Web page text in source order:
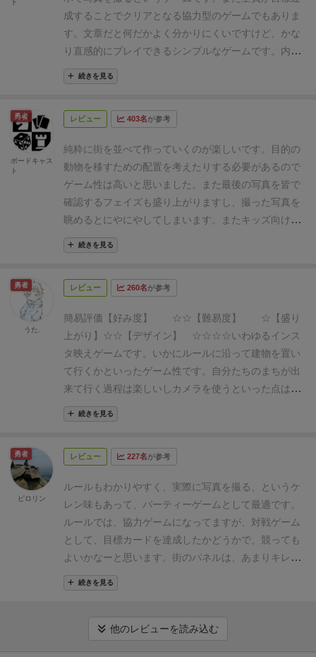
にしかわからない。
フォトムズでは、各自の視点（各
自の座っている場所からの視点）で目的を達成できて
いるかチェックします。たとえば左上のプレイヤーだ
と 「ツバメとマルチーズと鯉とインコを撮りたい！」
っていう目標があり、
ズでは必ず手をつけて撮るのでもっと低い位置になり
ます。目的が公開ということは、よく協力ゲームで奉
行と呼ばれる、ひとりのプレイヤーが全員に支持して
進めてしまうような進め方ができるかというと、フォ
トムズだと絶対できないんですね。そのプレイヤーの
位置からどう見えるかは、そのプレイヤーしかわから
ない から。もちろん、このリスはその位置だと見えち
ゃってるんじゃない？みたいに想像することはできま
すが、必ずそのプレイヤーが自分の目で確認してみる
成功できないルールになっています。
で違うものが見える。
建物を配置していく街フェイズ
では、カメラを通して見ることはできません。プレイ
ヤーは必死で、写真を撮るであろう位置まで視点を下
げて、ときには片目をつぶって、建物の隙間から目的
の動物か見えるかをチェックします。 そして街が仕上
がったあとの写真フェイズ。初めてカメラのレンズ越
ギン見ようとすると、逆側にいる鯉が画角的に入らな
いな…？みたいな予想外のことが起きるのです。もう
一度目で見てみると、確かにギリギリ見えるような気
がする。でもやっぱりカメラだと、うまく写真に収め
ることができない。 人間の、ものを見る力ってすごい
んだなって再確認しました。とても柔軟にできていま
す。
ということで、いろいろと書きましたが、フォト
って答え合わせ（勝利判定）するのも盛り上がれる、
扱っていますので、ぜひ検討してみてください！
成することでクリアとなる協力型のゲームでもありま
す。 文章だと何だかよく分かりにくいですけど、 かな
り直感的にプレイできるシンプルなゲームです。 内容
物はルール、フォトリストカード、建築物コマです。
まずこれが建築物コマ。
なります。
この建築物には動物の絵が描かれていて、
です。 これはスタート時に各プレイヤーに配られ、 こ
のカードに指定された動物を全て写すことがゲームの
勝利条件になります。
因みに裏表で人数による難易度
の調整が出来るようになっています。 また厄介なのが
このもぐらです。
いかした感じで個人的には好きなん
ですけど、ゲームでは純粋な厄介者です。
は置くときに注意が必要です。
建物を組み立てテーブルに一列に並べます。
はテーブルの中心に置きます。次にフォトリストをラ
ンダムに各プレイヤーに一枚づつ配り、ゲームスター
トです。ゲームは二つのフェイズに分かれています
１、街フェイズ 建物コマを設置していくフェイズで
す。手番プレイヤーは建物の列の先頭の三つの中から
一つ選び、塔の周りに設置します。
と設置が確定
返します。最後の一枚は写真に写らないようにしまっ
は使ってはいけません。 なので必然的にカメラマンの
ごとく机と同じ高さに合わせながらプレイするという
愉快な構図が発生します。２、写真フェイズ このゲー
ムのハイライトです。設置した建物をスマホで撮影し
ます。ただ前述のプレイヤーに配られたフォトリスト
を達成できるように撮影しなければいけません。また
こまなくてはいけないなどの縛りがあります。
のプレイヤーが撮影を終えると、写真を確認して勝利
条件を達成しているか確認します。実施とってみると
続きを見る
ト
レビュー 403名が参考
純粋に街を並べて作っていくのが楽しいです。目的の
動物を移すための配置を考えたりする必要があるので
ゲーム性は高いと思いました。また最後の写真を皆で
確認するフェイズも盛り上がりますし、撮った写真を
眺めるとにやにやしてしまいます。
またキッズ向けル
ールもあるので、ファミリーでも楽しめます。
も直感的にわかりやすいので、誰でも楽しめるゲーム
続きを見る
勇者
ボードキャス
ト
レビュー 260名が参考
簡易評価 【好み度】 ☆☆ 【難易度】 ☆
【盛り
上がり】☆☆
【デザイン】 ☆☆☆☆いわゆるインス
タ映えゲームです。 いかにルールに沿って建物を置い
て行くかといったゲーム性です。
自分たちのまちが出
来て行く過程は楽しいしカメラを使うといった点は画
期的だと思います。
合いながら置いて行くのでそこまで盛り上がりはしま
した。
続きを見る
勇者
うた.
レビュー 227名が参考
ルールもわかりやすく、実際に写真を撮る、というケ
レン味もあって、パーティーゲームとして最適です。
ルールでは、協力ゲームになってますが、対戦ゲーム
として、目標カードを達成したかどうかで、競っても
よいかなーと思います。 街のパネルは、あまりキレイ
に直立しないこともあるので、そこがちょっと気にな
ります。
続きを見る
勇者
ピロリン
他のレビューを読み込む